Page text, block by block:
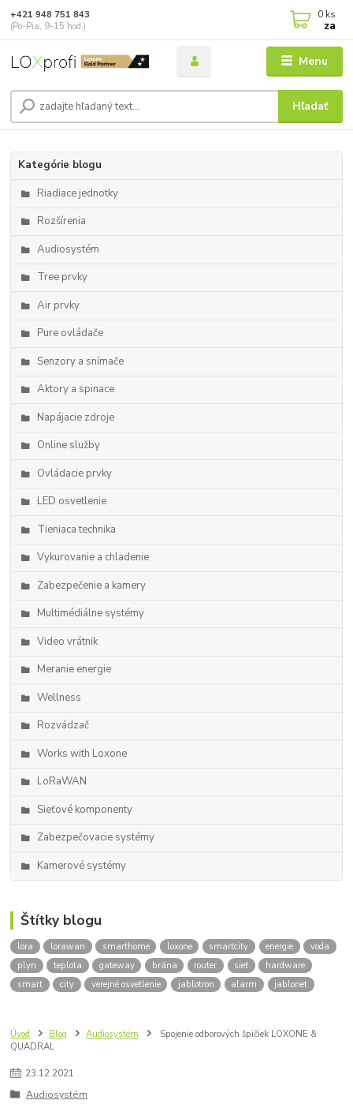
Menu
Hľadať
+421 948 751 843
(Po-Pia, 9-15 hod.)
0 ks
za
Kategórie blogu
Riadiace jednotky
Rozšírenia
Audiosystém
Tree prvky
Air prvky
Pure ovládače
Senzory a snímače
Aktory a spinace
Napájacie zdroje
Online služby
Ovládacie prvky
LED osvetlenie
Tieniaca technika
Vykurovanie a chladenie
Zabezpečenie a kamery
Multimédiálne systémy
Video vrátnik
Meranie energie
Wellness
Rozvádzač
Works with Loxone
LoRaWAN
Sieťové komponenty
Zabezpečovacie systémy
Kamerové systémy
Štítky blogu
lora lorawan smarthome loxone smartcity energie
voda
plyn
teplota gateway brána router sieť
hardware
smart
city verejné osvetlenie jablotron alarm jablonet
Úvod Blog Audiosystém
Spojenie odborových špičiek LOXONE &
QUADRAL
23.12.2021
Audiosystém